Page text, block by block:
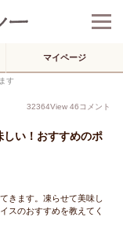
マイページ
す
32364View 46コメント
しい！おすすめのポ
きます。凍らせて美味し
スのおすすめを教えてく